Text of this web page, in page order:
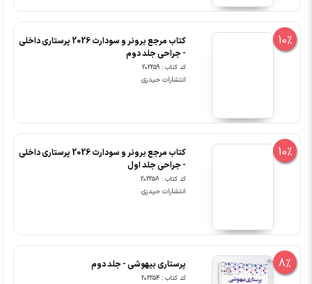
10%
کتاب مرجع برونر و سودارث 2026 پرستاری داخلی
- جراحی جلد دوم
کد کتاب : 202259
انتشارات حیدری
10%
کتاب مرجع برونر و سودارث 2026 پرستاری داخلی
- جراحی جلد اول
کد کتاب : 202258
انتشارات حیدری
8% پرستاری بیهوشی - جلد دوم
کد کتاب : 202254